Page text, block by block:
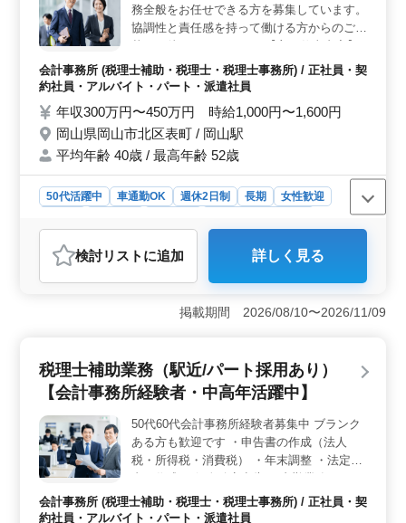
た給与＞ 全額支給の通勤手当や年2回の賞与、福利厚生
が整っており、従業員の安心と働きやすさをサポートし
ています。給与は年収320万円から450万円と、高いモチ
ベーションで仕事に取り組めます。
務全般をお任せできる方を募集しています。
協調性と責任感を持って働ける方からのご応
・経理事務(領収書整理、帳票入力等) ・総務
事務(電話来客対応、備品管理等) ・税理士補
顧問 ◎法人担当経験のある方歓迎します。
◎相続・事業承継に力を入れている企業で
す。実務経験のある方は条件面優遇します。
☆50代以上のシニア世代の方も活躍してい
ます。会計事務所での勤務経験が豊かな方、
是非ご応募下さい。
会計事務所 (税理士補助・税理士・税理士事務所) / 正社員・契
約社員・アルバイト・パート・派遣社員
年収300万円〜450万円 時給1,000円〜1,600円
岡山県岡山市北区表町 / 岡山駅
平均年齢 40歳 / 最高年齢 52歳
50代活躍中 車通勤OK 週休2日制 長期
女性歓迎
おすすめポイント
＜経験者優遇と幅広い業務内容＞ 岡山市北区の会計事
務所では、税理士補助業務における経験者を歓迎し、特
にコンサル業務経験がある方を優遇しています。経理や
のシニア世代の方も積極的に活躍しており、アットホー
ムな雰囲気の中で働けます。週4〜5日の就業日数や年間
アクセスも良好で、車通勤も可能です。 ＜充実の福
利厚生と給与＞ 全額支給の通勤手当や時給制のアルバ
イト・パートもあり、様々な働き方に対応しています。
福利厚生も整っており、従業員の健康と安心をサポート
します。また、年収320万円から450万円という給与水準
は、経験とスキルをしっかり評価しています。
検討リスト に追加 詳しく見る
掲載期間 2026/08/10〜2026/11/09
税理士補助業務（駅近/パート採用あり）
【会計事務所経験者・中高年活躍中】
50代60代会計事務所経験者募集中 ブランク
ある方も歓迎です ・申告書の作成（法人
税・所得税・消費税） ・年末調整 ・法定調
書の作成 ・個人確定申告 ※内勤業務可 ※パ
ート等、時短勤務にも対応可能です お気軽
にご応募下さい
会計事務所 (税理士補助・税理士・税理士事務所) / 正社員・契
約社員・アルバイト・パート・派遣社員